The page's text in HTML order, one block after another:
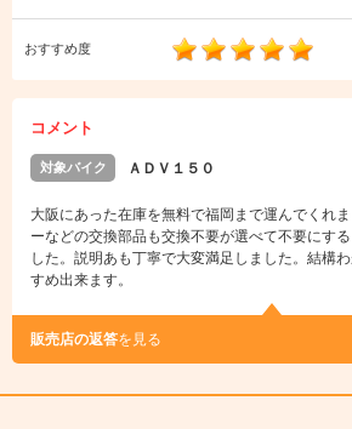
おすすめ度
コメント
対象バイク ＡＤＶ１５０
大阪にあった在庫を無料で福岡まで運んでくれ
ーなどの交換部品も交換不要が選べて不要にす
した。説明あも丁寧で大変満足しました。結構
すめ出来ます。
販売店の返答を見る